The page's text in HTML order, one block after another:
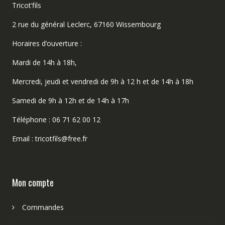
Tricot’fils
2 rue du général Leclerc, 67160 Wissembourg
Horaires d’ouverture :
Mardi de 14h à 18h,
Mercredi, jeudi et vendredi de 9h à 12 h et de 14h à 18h
Samedi de 9h à 12h et de 14h à 17h
Téléphone : 06 71 62 00 12
Email : tricotfils@free.fr
Mon compte
Commandes